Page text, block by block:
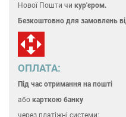
Нової Пошти чи кур'єром.
Безкоштовно для замовлень
ОПЛАТА:
Під час отримання на пошті
або карткою банку